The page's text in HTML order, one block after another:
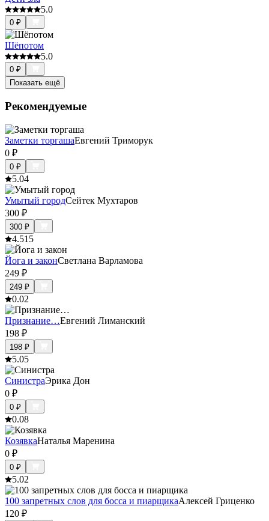
5.0
0 ₽
Шёпотом
5.0
0 ₽
Показать ещё
Рекомендуемые
Заметки торгашаЕвгений Триморук
0 ₽
0 ₽
5.04
Умытый городСейтек Мухтаров
300 ₽
300 ₽
4.515
Йога и законСветлана Варламова
249 ₽
249 ₽
0.02
Признание…Евгений Лиманский
198 ₽
198 ₽
5.05
СинистраЭрика Дон
0 ₽
0 ₽
0.08
КозявкаНаталья Маренина
0 ₽
0 ₽
5.02
100 запретных слов для босса и пиарщикаАлексей Гриценко
120 ₽